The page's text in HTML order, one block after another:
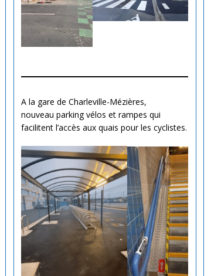
A la gare de Charleville-Mézières,
nouveau parking vélos et rampes qui
facilitent l’accès aux quais pour les cyclistes.